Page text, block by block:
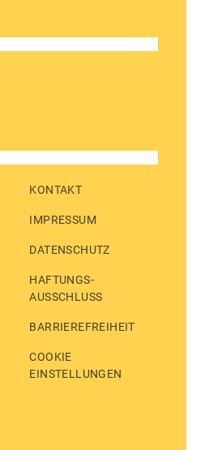
KONTAKT
IMPRESSUM
DATENSCHUTZ
HAFTUNGS­
AUSSCHLUSS
BARRIEREFREIHEIT
COOKIE
EINSTELLUNGEN